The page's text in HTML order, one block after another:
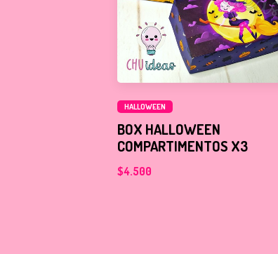
HALLOWEEN
BOX HALLOWEEN
COMPARTIMENTOS X3
$4.500